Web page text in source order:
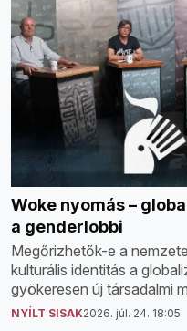
Woke nyomás –
a genderlobbi
Megőrizhetők-e a
kulturális identitás a
gyökeresen új társadalmi
NYÍLT SISAK2026. júl. 24. 18:05